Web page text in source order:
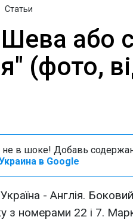
Статьи
Шева або
(фото,
не в шоке! Добавь
в Google
- Англія.
з номерами 22 і 7.